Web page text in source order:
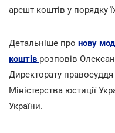
арешт коштів у порядку
Детальніше про нову
коштів розповів
Директорату правосуддя
Міністерства юстиції
України.